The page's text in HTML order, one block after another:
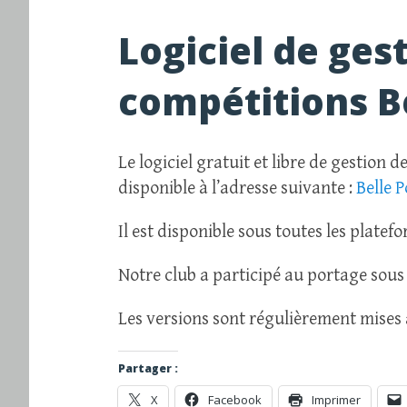
Logiciel de
compétitions
Le logiciel gratuit et libre de gestion
disponible à l’adresse suivante : Belle
Il est disponible sous toutes les
Notre club a participé au portage sous
Les versions sont régulièrement mises
Partager :
X Facebook Imprimer